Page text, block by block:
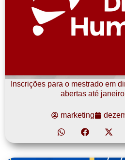
Inscrições para o mestrado em
abertas até
marketing